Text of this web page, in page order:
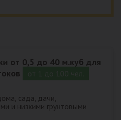
от 0,5 до 40 м.куб для
сада, дачи,
и низкими грунтовыми